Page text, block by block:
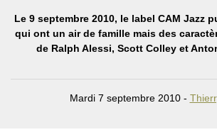
Le 9 septembre 2010, le label CAM Jazz
qui ont un air de famille mais des
de Ralph Alessi, Scott Colley et
Mardi 7 septembre 2010 -